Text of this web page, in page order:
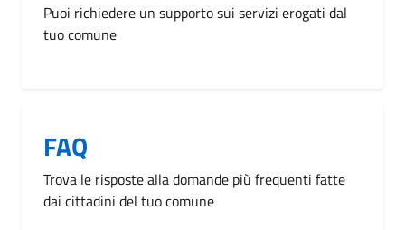
Puoi richiedere un supporto sui servizi erogati dal
tuo comune
FAQ
Trova le risposte alla domande più frequenti fatte
dai cittadini del tuo comune